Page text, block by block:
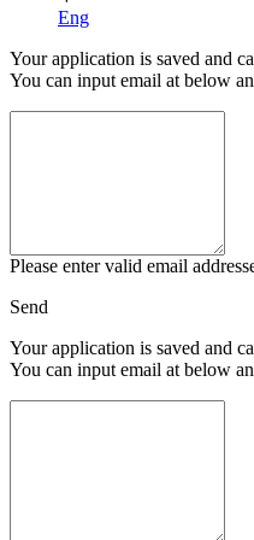
Eng
Your application is saved and
You can input email at below
Please enter valid email
Send
Your application is saved and
You can input email at below